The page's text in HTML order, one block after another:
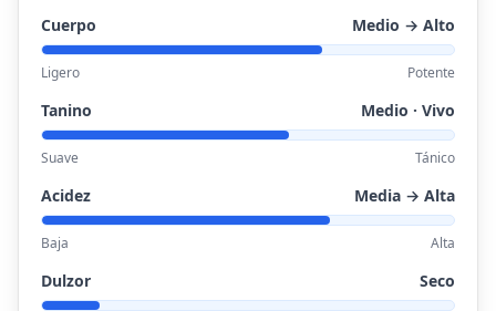
Cuerpo Medio → Alto
Ligero Potente
Tanino Medio · Vivo
Suave Tánico
Acidez Media → Alta
Baja Alta
Dulzor Seco